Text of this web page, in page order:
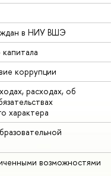
в НИУ ВШЭ
коррупции
расходах, об
характера
возможностями